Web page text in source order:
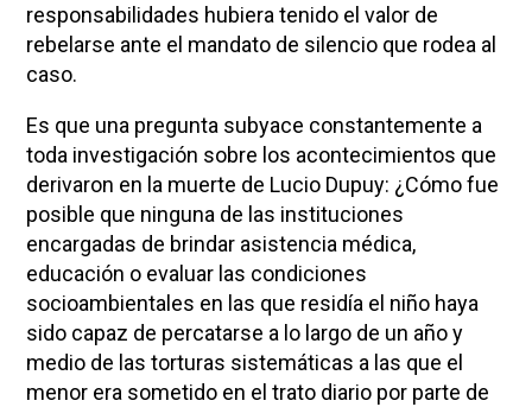
responsabilidades hubiera tenido el valor de
rebelarse ante el mandato de silencio que rodea al
caso.
Es que una pregunta subyace constantemente a
toda investigación sobre los acontecimientos que
derivaron en la muerte de Lucio Dupuy: ¿Cómo fue
posible que ninguna de las instituciones
encargadas de brindar asistencia médica,
educación o evaluar las condiciones
socioambientales en las que residía el niño haya
sido capaz de percatarse a lo largo de un año y
medio de las torturas sistemáticas a las que el
menor era sometido en el trato diario por parte de